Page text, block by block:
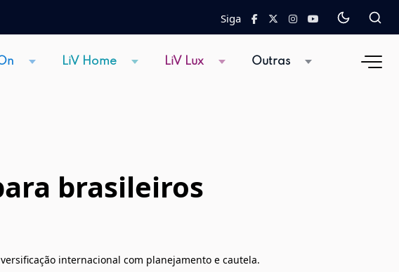
Siga
LiV Home LiV Lux Outras
brasileiros
internacional com planejamento e cautela.